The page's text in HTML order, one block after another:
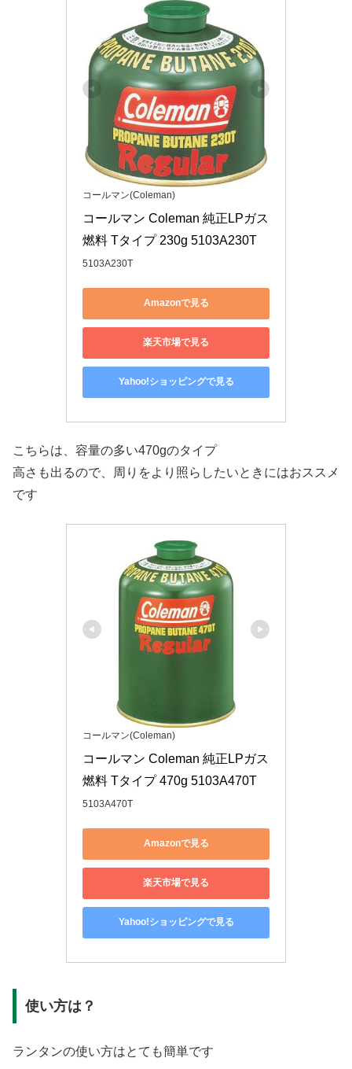
コールマン(Coleman)
コールマン Coleman 純正LPガス
燃料 Tタイプ 230g 5103A230T
5103A230T
Amazonで見る
楽天市場で見る
Yahoo!ショッピングで見る
こちらは、容量の多い470gのタイプ
高さも出るので、周りをより照らしたいときにはおススメ
です
コールマン(Coleman)
コールマン Coleman 純正LPガス
燃料 Tタイプ 470g 5103A470T
5103A470T
Amazonで見る
楽天市場で見る
Yahoo!ショッピングで見る
使い方は？
ランタンの使い方はとても簡単です